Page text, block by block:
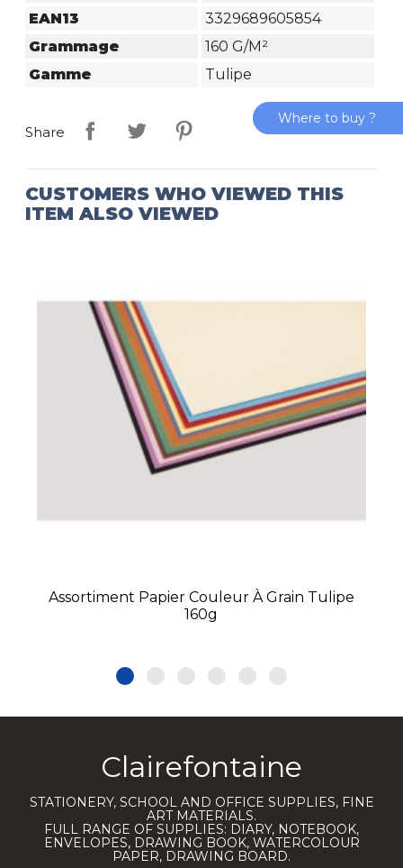
EAN13
3329689605854
Grammage
160 G/m²
Gamme
Tulipe
Share
CUSTOMERS WHO VIEWED THIS
ITEM ALSO VIEWED
Assortiment Papier Couleur À Grain Tulipe
160g
Clairefontaine
STATIONERY, SCHOOL AND OFFICE SUPPLIES, FINE
ART MATERIALS.
FULL RANGE OF SUPPLIES: DIARY, NOTEBOOK,
ENVELOPES, DRAWING BOOK, WATERCOLOUR
PAPER, DRAWING BOARD.
Where to buy ?